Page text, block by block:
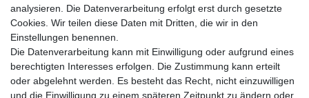
analysieren. Die Datenverarbeitung erfolgt erst durch gesetzte
Cookies. Wir teilen diese Daten mit Dritten, die wir in den
Einstellungen benennen.
Die Datenverarbeitung kann mit Einwilligung oder aufgrund eines
berechtigten Interesses erfolgen. Die Zustimmung kann erteilt
oder abgelehnt werden. Es besteht das Recht, nicht einzuwilligen
und die Einwilligung zu einem späteren Zeitpunkt zu ändern oder